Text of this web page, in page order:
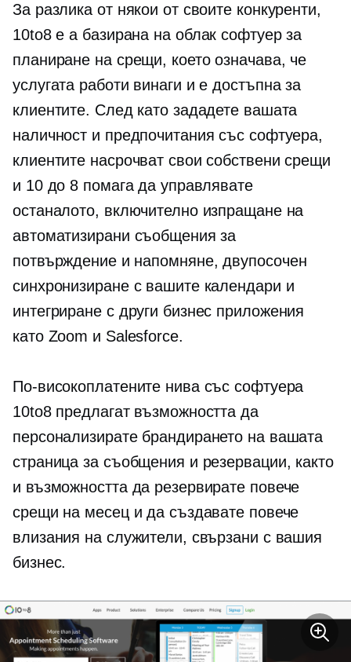
За разлика от някои от своите конкуренти,
10to8 е a базирана на облак софтуер за
планиране на срещи, което означава, че
услугата работи винаги и е достъпна за
клиентите. След като зададете вашата
наличност и предпочитания със софтуера,
клиентите насрочват свои собствени срещи
и 10 до 8 помага да управлявате
останалото, включително изпращане на
автоматизирани съобщения за
потвърждение и напомняне,двупосочен
синхронизиране с вашите календари и
интегриране с други бизнес приложения
като Zoom и Salesforce.
По-високоплатените нива със софтуера
10to8 предлагат възможността да
персонализирате брандирането на вашата
страница за съобщения и резервации, както
и възможността да резервирате повече
срещи на месец и да създавате повече
влизания на служители, свързани с вашия
бизнес.